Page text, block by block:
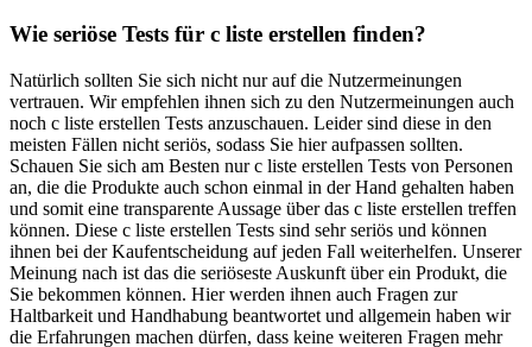
Wie seriöse Tests für c liste erstellen finden?
Natürlich sollten Sie sich nicht nur auf die Nutzermeinungen
vertrauen. Wir empfehlen ihnen sich zu den Nutzermeinungen auch
noch c liste erstellen Tests anzuschauen. Leider sind diese in den
meisten Fällen nicht seriös, sodass Sie hier aufpassen sollten.
Schauen Sie sich am Besten nur c liste erstellen Tests von Personen
an, die die Produkte auch schon einmal in der Hand gehalten haben
und somit eine transparente Aussage über das c liste erstellen treffen
können. Diese c liste erstellen Tests sind sehr seriös und können
ihnen bei der Kaufentscheidung auf jeden Fall weiterhelfen. Unserer
Meinung nach ist das die seriöseste Auskunft über ein Produkt, die
Sie bekommen können. Hier werden ihnen auch Fragen zur
Haltbarkeit und Handhabung beantwortet und allgemein haben wir
die Erfahrungen machen dürfen, dass keine weiteren Fragen mehr